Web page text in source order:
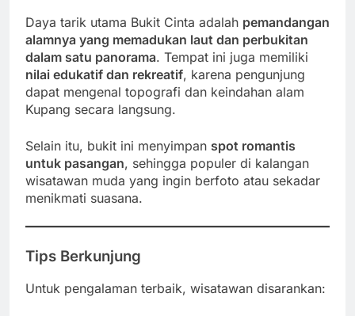
Daya tarik utama Bukit Cinta adalah pemandangan
alamnya yang memadukan laut dan perbukitan
dalam satu panorama. Tempat ini juga memiliki
nilai edukatif dan rekreatif, karena pengunjung
dapat mengenal topografi dan keindahan alam
Kupang secara langsung.
Selain itu, bukit ini menyimpan spot romantis
untuk pasangan, sehingga populer di kalangan
wisatawan muda yang ingin berfoto atau sekadar
menikmati suasana.
Tips Berkunjung
Untuk pengalaman terbaik, wisatawan disarankan: